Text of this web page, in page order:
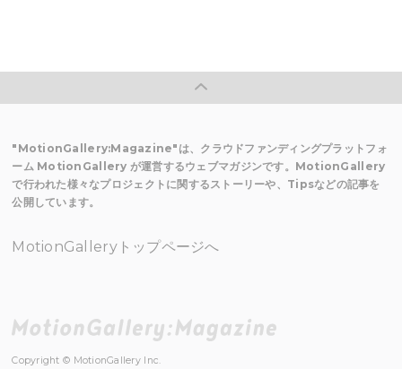
"MotionGallery:Magazine"は、クラウドファンディングプラットフォ
ーム MotionGallery が運営するウェブマガジンです。MotionGallery
で行われた様々なプロジェクトに関するストーリーや、Tipsなどの記事を
公開しています。
MotionGalleryトップページへ
Copyright © MotionGallery Inc.